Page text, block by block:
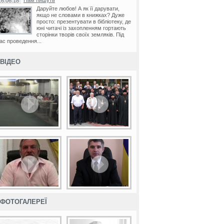
Даруйте любов! А як її дарувати,
якщо не словами в книжках? Дуже
просто: презентувати в бібліотеку, де
юні читачі із захопленням гортають
сторінки творів своїх земляків. Під
проведення...
ВІДЕО
ФОТОГАЛЕРЕЇ